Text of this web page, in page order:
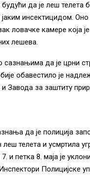
да је леш телета
инсектицидом.
ловачке камере која
лешева.
сазнањима да је црни
обавестило је
и Завода за заштиту
да је полиција
леш телета и усмртила
7. и петка 8. маја је
Полицијске